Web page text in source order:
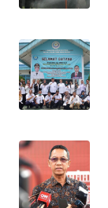
DAIRI
WN
DANAU
WN
NIAS